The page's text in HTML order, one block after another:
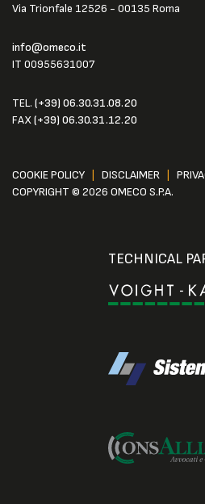
Via Trionfale 12526 - 00135 Roma
info@omeco.it
IT 00955631007
TEL. (+39) 06.30.31.08.20
FAX(+39) 06.30.31.12.20
COOKIE POLICY DISCLAIMER
COPYRIGHT © 2026 OMECO S.P.A.
TECHNICAL